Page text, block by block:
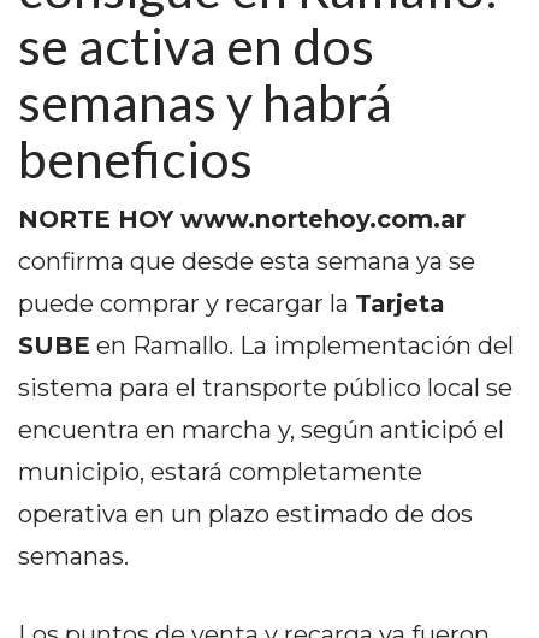
PEDIDOS POR WHATSAPP
TIENDA ONLINE GRATIS
EN ARGENTINA:
CHANGUITO.COM.AR VS
OTRAS PLATAFORMAS DE
VENTA POR WHATSAPP
CÓMO RECIBIR PEDIDOS
DE COMIDA POR
WHATSAPP: LA GUÍA
RESTAURANTES Y
DELIVERIES
se activa en dos
semanas y habrá
beneficios
NORTE HOY www.nortehoy.com.ar
confirma que desde esta semana ya se
puede comprar y recargar la Tarjeta
SUBE en Ramallo. La implementación del
sistema para el transporte público local se
encuentra en marcha y, según anticipó el
municipio, estará completamente
operativa en un plazo estimado de dos
semanas.